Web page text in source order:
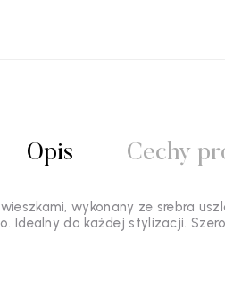
Opis Cechy
wykonany ze srebra
Idealny do każdej stylizacji.